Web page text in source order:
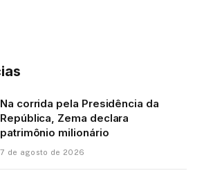
Na corrida pela Presidência da
República, Zema declara
patrimônio milionário
7 de agosto de 2026